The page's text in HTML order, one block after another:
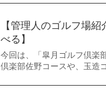
【管理人のゴルフ場
べる】
今回は、「皐月ゴルフ倶楽
倶楽部佐野コースや、玉造